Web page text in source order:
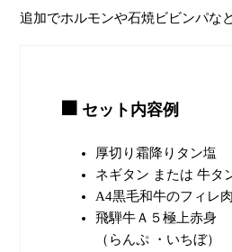
追加でホルモンや石焼ビビンパな
セット内容例
厚切り霜降りタン塩
ネギタン または 牛タ
A4黒毛和牛のフィレ肉
飛騨牛Ａ５極上赤身
（らんぷ ・いちぼ）